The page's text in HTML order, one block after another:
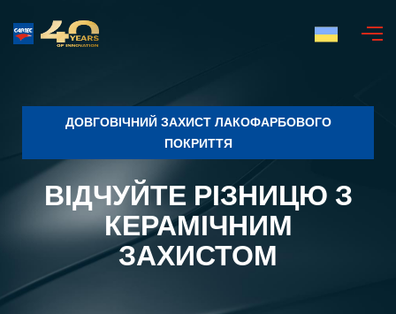
ДОВГОВІЧНИЙ ЗАХИСТ ЛАКОФАРБОВОГО
ПОКРИТТЯ
ВІДЧУЙТЕ РІЗНИЦЮ З
КЕРАМІЧНИМ
ЗАХИСТОМ